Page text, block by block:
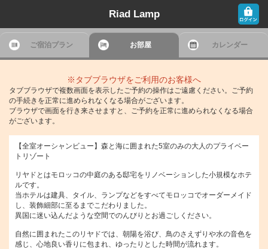
Riad Lamp
ご宿泊プラン お部屋 カレンダー
※タブブラウザをご利用のお客様へ
タブブラウザで複数画面を表示したご予約の操作はご遠慮ください。ご予約
の手続きを正常に進められなくなる場合がございます。
ブラウザで画面を行き来させますと、ご予約を正常に進められなくなる場合
がございます。
【全室オーシャンビュー】森と海に囲まれた5室のみの大人のプライベー
トリゾート
リヤドとはモロッコの中庭のある邸宅をリノベーションした小規模なホテ
ルです。
当ホテルは建具、タイル、ランプなどをすべてモロッコでオーダーメイド
し、装飾細部に至るまでこだわりました。
異国に迷い込んだような空間でのんびりとお過ごしください。
自然に囲まれたこのリヤドでは、朝陽を浴び、鳥のさえずりや水の音色を
感じ、心地良い香りに包まれ、ゆったりとした時間が流れます。